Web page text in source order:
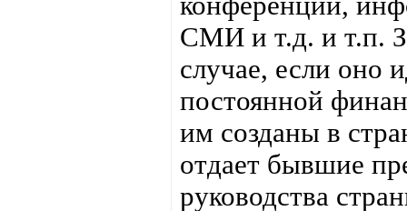
СМИ и т.д. и т.п.
случае, если оно
постоянной
им созданы в
отдает бывшие
руководства